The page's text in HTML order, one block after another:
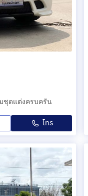
ชุดแต่งครบครัน
โทร